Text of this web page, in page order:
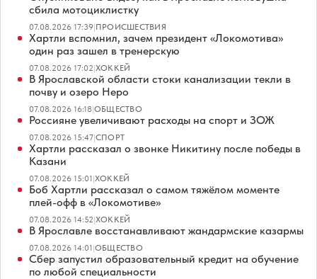
сбила мотоциклистку
07.08.2026 17:39|ПРОИСШЕСТВИЯ
Хартли вспомнил, зачем президент «Локомотива»
один раз зашел в тренерскую
07.08.2026 17:02|ХОККЕЙ
В Ярославской области стоки канализации текли в
почву и озеро Неро
07.08.2026 16:18|ОБЩЕСТВО
Россияне увеличивают расходы на спорт и ЗОЖ
07.08.2026 15:47|СПОРТ
Хартли рассказал о звонке Никитину после победы в
Казани
07.08.2026 15:01|ХОККЕЙ
Боб Хартли рассказал о самом тяжёлом моменте
плей-офф в «Локомотиве»
07.08.2026 14:52|ХОККЕЙ
В Ярославле восстанавливают жандармские казармы
07.08.2026 14:01|ОБЩЕСТВО
Сбер запустил образовательный кредит на обучение
по любой специальности